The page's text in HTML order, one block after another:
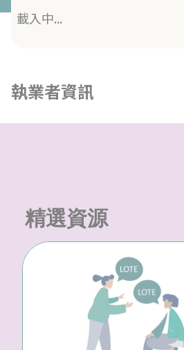
載入中...
執業者資訊
精選資源